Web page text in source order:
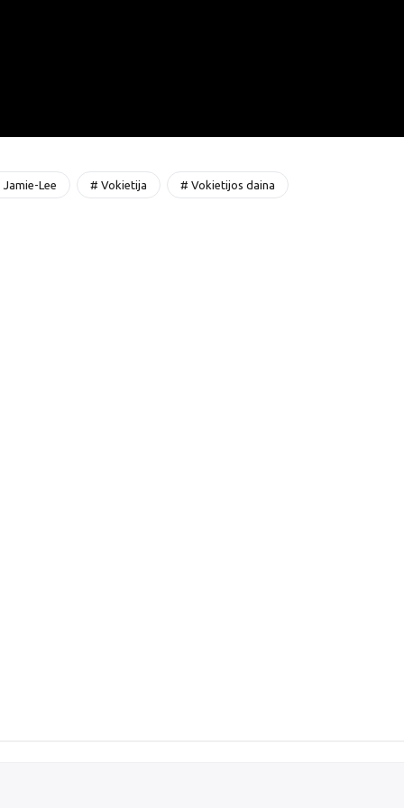
Jamie-Lee # Vokietija # Vokietijos daina